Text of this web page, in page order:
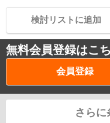
検討リストに追加
無料会員登録はこ
会員登録
さらに